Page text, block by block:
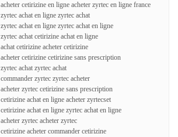
acheter cetirizine en ligne acheter zyrtec en ligne france
zyrtec achat en ligne zyrtec achat
zyrtec achat en ligne zyrtec achat en ligne
zyrtec achat cetirizine achat en ligne
achat cetirizine acheter cetirizine
acheter cetirizine cetirizine sans prescription
zyrtec achat zyrtec achat
commander zyrtec zyrtec acheter
acheter zyrtec cetirizine sans prescription
cetirizine achat en ligne acheter zyrtecset
cetirizine achat en ligne zyrtec achat en ligne
acheter zyrtec acheter zyrtec
cetirizine acheter commander cetirizine